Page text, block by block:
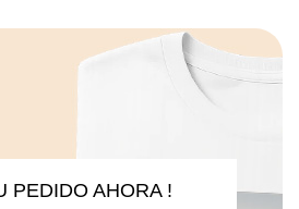
PEDIDO AHORA !